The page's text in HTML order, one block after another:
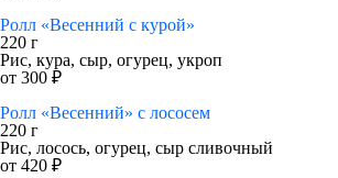
Ролл «Весенний с курой»
220 г
Рис, кура, сыр, огурец, укроп
от 300 ₽
Ролл «Весенний» с лососем
220 г
Рис, лосось, огурец, сыр сливочный
от 420 ₽